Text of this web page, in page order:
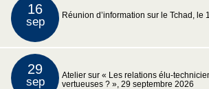
16
sep Réunion d’information sur le Tchad, le
29
sep
Atelier sur « Les relations élu-
vertueuses ? », 29 septembre 2026